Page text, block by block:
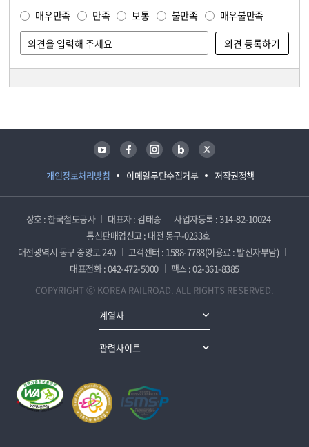
매우만족 만족 보통 불만족 매우불만족
개인정보처리방침 이메일무단수집거부 저작권정책
유튜브 페이스북 인스타그램 블로그 트위터
상호 : 한국철도공사 대표자 : 김태승
사업자등록 : 314-82-10024
통신판매업신고 : 대전 동구-0233호
대전광역시 동구 중앙로 240
고객센터 : 1588-7788(이용료 : 발신자부담)
대표전화 : 042-472-5000
팩스 : 02-361-8385
COPYRIGHT ⓒ KOREA RAILROAD. ALL RIGHTS RESERVED.
계열사
관련사이트